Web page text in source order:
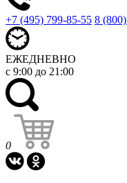
+7 (495) 799-85-55 8
ЕЖЕДНЕВНО
с 9:00 до 21:00
0